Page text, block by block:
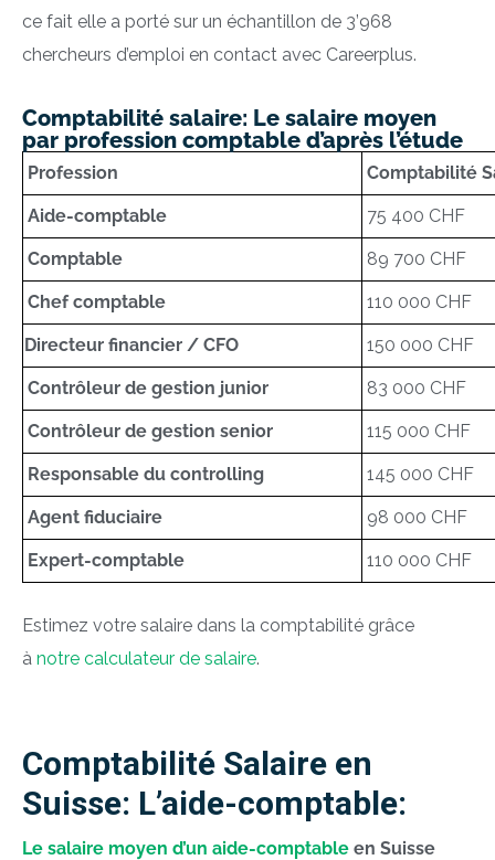
ce fait elle a porté sur un échantillon de 3’968
chercheurs d’emploi en contact avec Careerplus.
Comptabilité salaire: Le salaire moyen
par profession comptable d’après l’étude
Profession Comptabilité
Aide-comptable 75 400 CHF
Comptable 89 700 CHF
Chef comptable 110 000 CHF
Directeur financier / CFO 150 000 CHF
Contrôleur de gestion junior 83 000 CHF
Contrôleur de gestion senior 115 000 CHF
Responsable du controlling 145 000 CHF
Agent fiduciaire 98 000 CHF
Expert-comptable 110 000 CHF
Estimez votre salaire dans la comptabilité grâce
à notre calculateur de salaire.
Comptabilité Salaire en
Suisse: L’aide-comptable:
Le salaire moyen d’un aide-comptable en Suisse